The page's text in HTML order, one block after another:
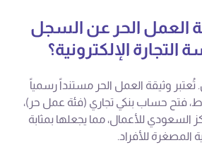
العمل الحر عن السجل
التجارة الإلكترونية؟
تُعتبر وثيقة العمل الحر مستنداً رسمياً
فتح حساب بنكي تجاري (فئة عمل حر)،
السعودي للأعمال، مما يجعلها بمثابة
المصغرة للأفراد.